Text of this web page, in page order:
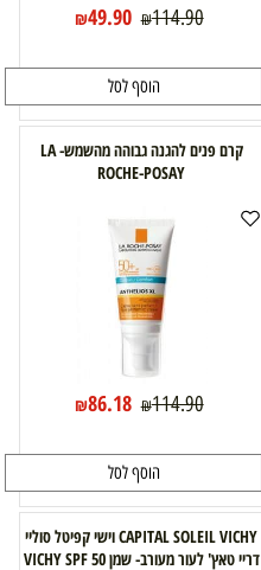
₪114.90
₪49.90
הוסף לסל
קרם פנים להגנה גבוהה מהשמש- LA
ROCHE-POSAY
₪114.90
₪86.18
הוסף לסל
CAPITAL SOLEIL VICHY וישי קפיטל סוליי
דריי טאץ' לעור מעורב- שמן VICHY SPF 50